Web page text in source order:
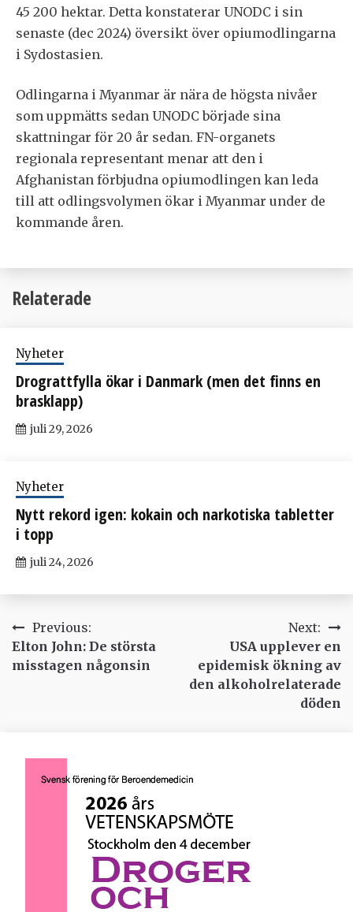
45 200 hektar. Detta konstaterar UNODC i sin
senaste (dec 2024) översikt över opiumodlingarna
i Sydostasien.
Odlingarna i Myanmar är nära de högsta nivåer
som uppmätts sedan UNODC började sina
skattningar för 20 år sedan. FN-organets
regionala representant menar att den i
Afghanistan förbjudna opiumodlingen kan leda
till att odlingsvolymen ökar i Myanmar under de
kommande åren.
Relaterade
Nyheter
Drograttfylla ökar i Danmark (men det finns en
brasklapp)
juli 29, 2026
Nyheter
Nytt rekord igen: kokain och narkotiska tabletter
i topp
juli 24, 2026
Inläggsnavigering
Previous:
Elton John: De största
misstagen någonsin
Next:
USA upplever en
epidemisk ökning av
den alkoholrelaterade
döden